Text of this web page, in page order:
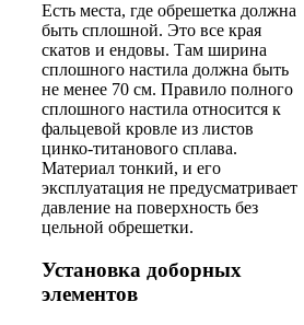
Есть места, где обрешетка должна
быть сплошной. Это все края
скатов и ендовы. Там ширина
сплошного настила должна быть
не менее 70 см. Правило полного
сплошного настила относится к
фальцевой кровле из листов
цинко-титанового сплава.
Материал тонкий, и его
эксплуатация не предусматривает
давление на поверхность без
цельной обрешетки.
Установка доборных
элементов